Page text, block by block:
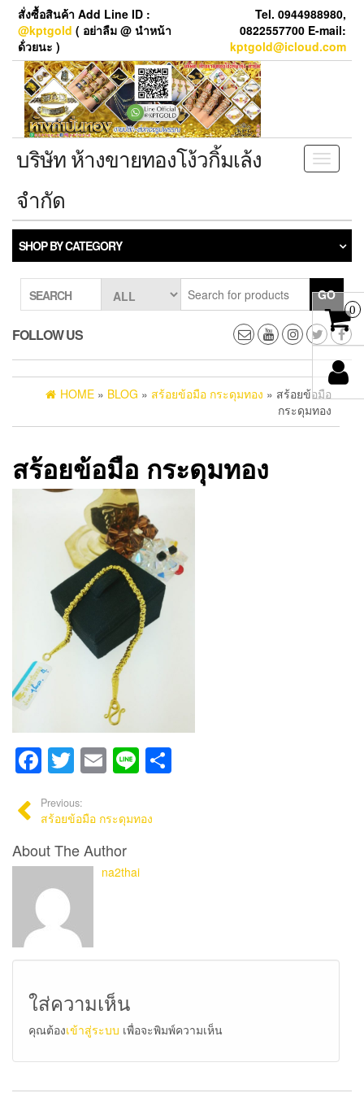
Skip
content
สั่งซื้อสินค้า Add Line ID :
@kptgold ( อย่าลืม @ นำหน้า
ด้่วยนะ )
Tel. 0944988980,
0822557700 E-mail:
kptgold@icloud.com
Toggle
บริษัท ห้างขายทองโง้วกิ้มเล้ง
จำกัด
SHOP BY CATEGORY
SEARCH GO
FOLLOW US
HOME » BLOG » สร้อยข้อมือ กระดุมทอง » สร้อยข้อมือ
กระดุมทอง
สร้อยข้อมือ กระดุมทอง
Facebook
Twitter
Email
Line
Previous:
สร้อยข้อมือ กระดุมทอง
About The Author
na2thai
ใส่ความเห็น
คุณต้องเข้าสู่ระบบ เพื่อจะพิมพ์ความเห็น
0